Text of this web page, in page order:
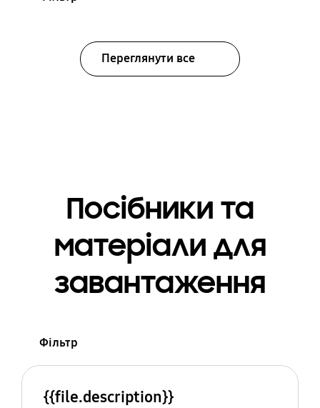
Переглянути все
Посібники та
матеріали для
завантаження
Фільтр
{{file.description}}